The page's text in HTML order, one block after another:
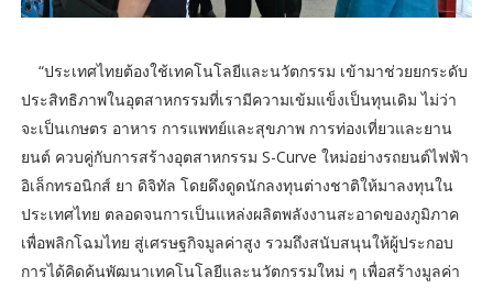
“ประเทศไทยต้องใช้เทคโนโลยีและนวัตกรรม เข้ามาช่วยยกระดับ
ประสิทธิภาพในอุตสาหกรรมที่เรามีความเข้มแข็งเป็นทุนเดิม ไม่ว่า
จะเป็นเกษตร อาหาร การแพทย์และสุขภาพ การท่องเที่ยวและยาน
ยนต์ ควบคู่กับการสร้างอุตสาหกรรม S-Curve ใหม่อย่างรถยนต์ไฟฟ้า
อิเล็กทรอนิกส์ ยา ดิจิทัล โดยดึงดูดนักลงทุนต่างชาติให้มาลงทุนใน
ประเทศไทย ตลอดจนการเป็นแหล่งผลิตพลังงานสะอาดของภูมิภาค
เพื่อพลิกโฉมไทย สู่เศรษฐกิจมูลค่าสูง รวมถึงสนับสนุนให้ผู้ประกอบ
การได้คิดค้นพัฒนาเทคโนโลยีและนวัตกรรมใหม่ ๆ เพื่อสร้างมูลค่า